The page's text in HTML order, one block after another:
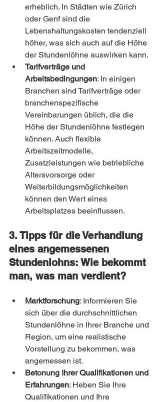
erheblich. In Städten wie Zürich
oder Genf sind die
Lebenshaltungskosten tendenziell
höher, was sich auch auf die Höhe
der Stundenlöhne auswirken kann.
Tarifverträge und
Arbeitsbedingungen: In einigen
Branchen sind Tarifverträge oder
branchenspezifische
Vereinbarungen üblich, die die
Höhe der Stundenlöhne festlegen
können. Auch flexible
Arbeitszeitmodelle,
Zusatzleistungen wie betriebliche
Altersvorsorge oder
Weiterbildungsmöglichkeiten
können den Wert eines
Arbeitsplatzes beeinflussen.
3. Tipps für die Verhandlung
eines angemessenen
Stundenlohns: Wie bekommt
man, was man verdient?
Marktforschung: Informieren Sie
sich über die durchschnittlichen
Stundenlöhne in Ihrer Branche und
Region, um eine realistische
Vorstellung zu bekommen, was
angemessen ist.
Betonung Ihrer Qualifikationen und
Erfahrungen: Heben Sie Ihre
Qualifikationen und Ihre